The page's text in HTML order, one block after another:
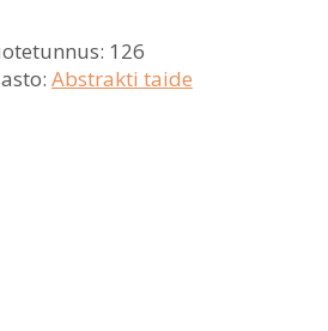
126
Abstrakti taide